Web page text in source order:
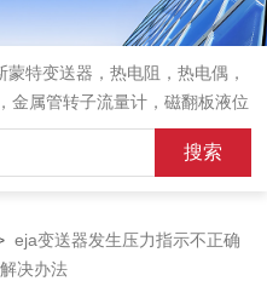
特变送器，热电阻，热电偶，
金属管转子流量计，磁翻板液位
eja变送器发生压力指示不正确
决办法